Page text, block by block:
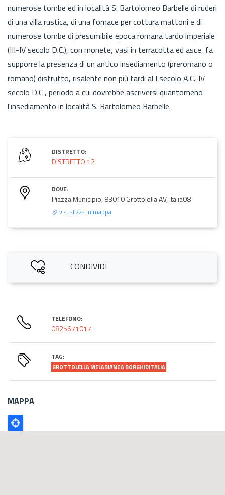
numerose tombe ed in località S. Bartolomeo Barbelle di ruderi
di una villa rustica, di una fornace per cottura mattoni e di
numerose tombe di presumibile epoca romana tardo imperiale
(III-IV secolo D.C.), con monete, vasi in terracotta ed asce, fa
supporre la presenza di un antico insediamento (preromano o
romano) distrutto, risalente non più tardi al I secolo A.C.-IV
secolo D.C , periodo a cui dovrebbe ascriversi quantomeno
l'insediamento in località S. Bartolomeo Barbelle.
DISTRETTO:
DISTRETTO 12
DOVE:
Piazza Municipio, 83010 Grottolella AV, Italia08
visualizza in mappa
CONDIVIDI
TELEFONO:
0825671017
TAG:
GROTTOLELLA MELABIANCA BORGHIDITALIA
MAPPA
Poligono
GEO